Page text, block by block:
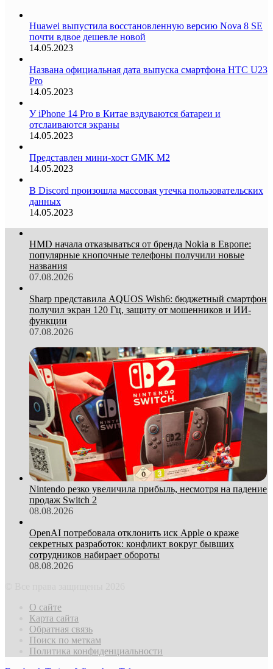
Huawei выпустила восстановленную версию Nova 8 SE
почти вдвое дешевле новой
14.05.2023
Названа официальная дата выпуска смартфона HTC U23
Pro
14.05.2023
У iPhone 14 Pro в Китае вздуваются батареи и
отслаиваются экраны
14.05.2023
Представлен мини-хост GMK M2
14.05.2023
В Discord произошла массовая утечка пользовательских
данных
14.05.2023
HMD начала отказываться от бренда Nokia в Европе:
популярные кнопочные телефоны получили новые
названия
07.08.2026
Sharp представила AQUOS Wish6: бюджетный смартфон
получил экран 120 Гц, защиту от мошенников и ИИ-
функции
07.08.2026
Nintendo резко увеличила прибыль, несмотря на падение
продаж Switch 2
08.08.2026
OpenAI потребовала отклонить иск Apple о краже
секретных разработок: конфликт вокруг бывших
сотрудников набирает обороты
08.08.2026
О сайте
Карта сайта
Обратная связь
Поиск по меткам
Политика конфиденциальности